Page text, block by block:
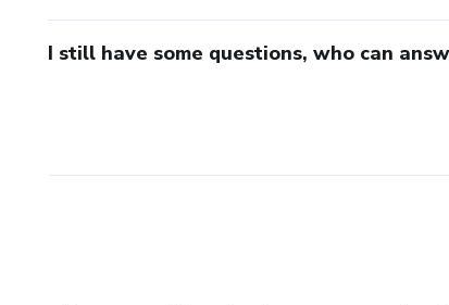
I still have some questions, who can